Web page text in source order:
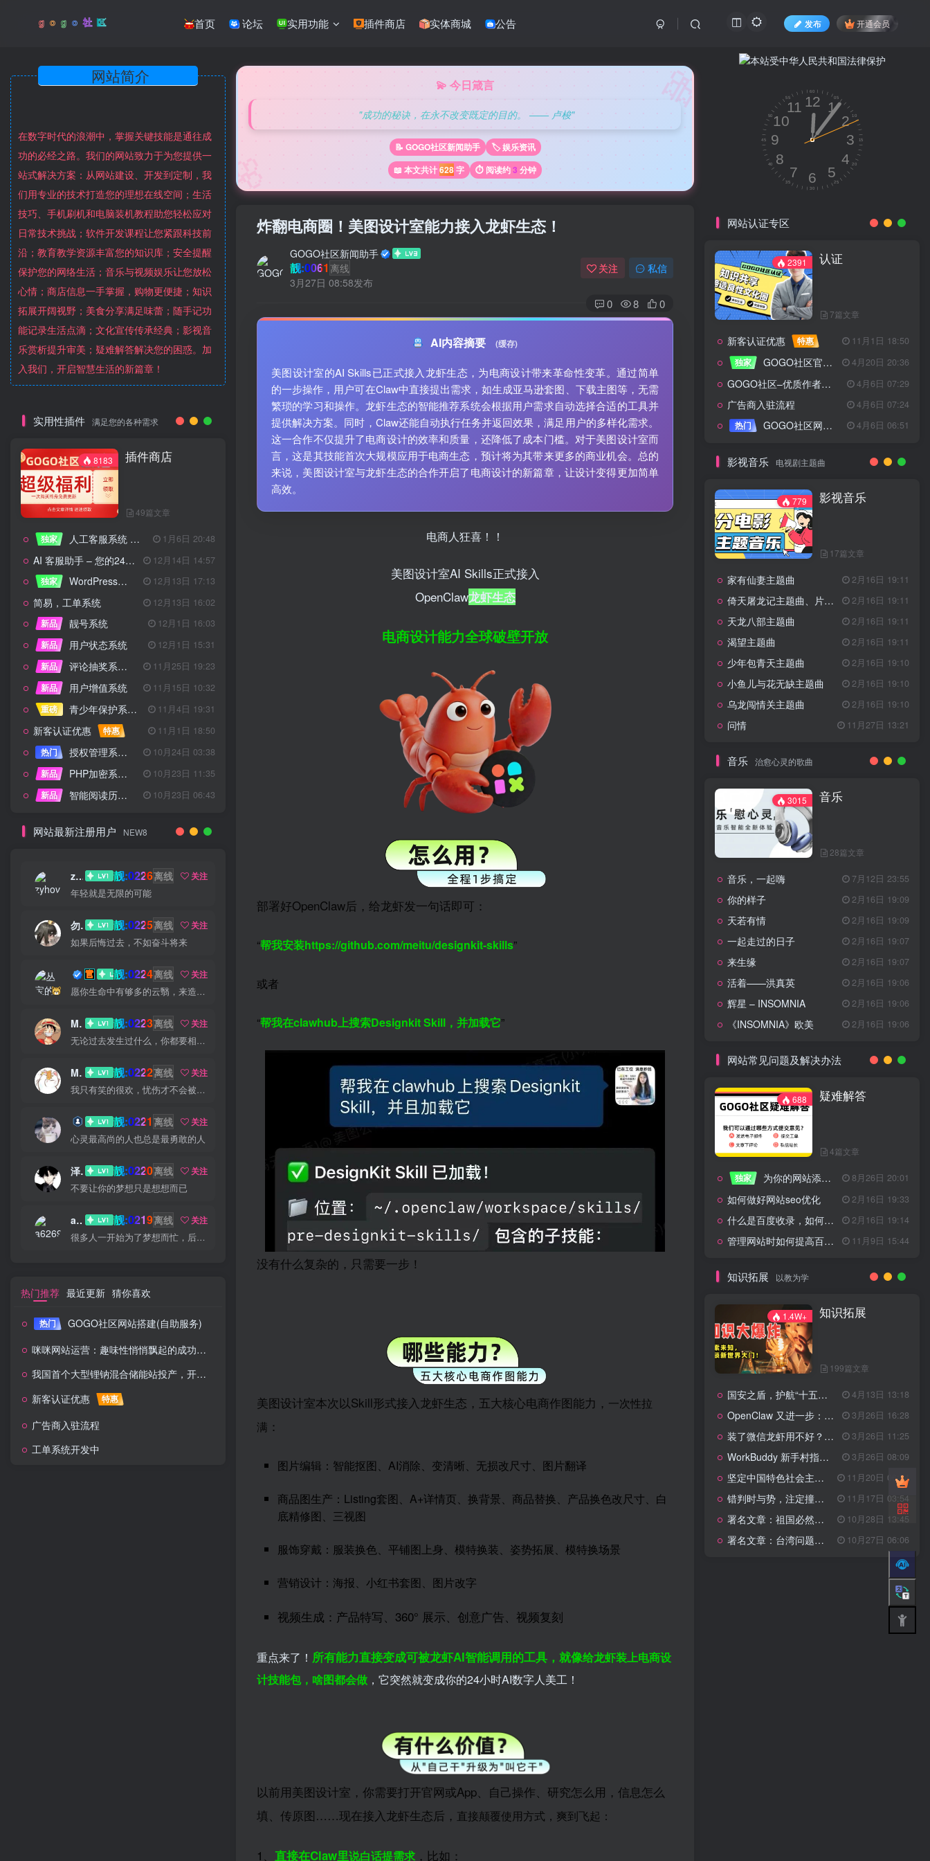
首页 论坛 实用功能 插件商店 实体商城 公告 发布 开通会员
在数字时代的浪潮中，掌握关键技能是通往成
功的必经之路。我们的网站致力于为您提供一
站式解决方案：从网站建设、开发到定制，我
们用专业的技术打造您的理想在线空间；生活
技巧、手机刷机和电脑装机教程助您轻松应对
日常技术挑战；软件开发课程让您紧跟科技前
沿；教育教学资源丰富您的知识库；安全提醒
保护您的网络生活；音乐与视频娱乐让您放松
心情；商店信息一手掌握，购物更便捷；知识
拓展开阔视野；美食分享满足味蕾；随手记功
能记录生活点滴；文化宣传传承经典；影视音
乐赏析提升审美；疑难解答解决您的困惑。加
入我们，开启智慧生活的新篇章！
实用性插件 满足您的各种需求
8183 插件商店
49篇文章
独家 人工客服系统 技术开发文档 1月6日 20:48
AI 客服助手 – 您的24/7智能客服专家
12月14日 14:57
独家
WordPress设备管理器插件 – 专业版 12月13日 17:13
简易，工单系统
12月13日 16:02
新品
靓号系统
12月1日 16:03
新品
用户状态系统
12月1日 15:31
新品
评论抽奖系统 – 完整功能详解
11月25日 19:23
新品
用户增值系统
11月15日 10:32
重磅
青少年保护系统 专为子比主题开发 11月4日 19:31
新客认证优惠 特惠
11月1日 18:50
热门
授权管理系统子比主题专版
10月24日 03:38
新品
PHP加密系统专业版
10月23日 11:35
新品
智能阅读历史系统 10月23日 06:43
网站最新注册用户 NEW8
zyhove 靓:0226离线
关注
年轻就是无限的可能
勿听 靓:0225离线
关注
如果后悔过去，不如奋斗将来
丛宝 靓:0224离线
关注
愿你生命中有够多的云翳，来造成一个美丽的黄昏
MS-康娃 靓:0223离线
关注
无论过去发生过什么，你都要相信，最好的尚未到来
Miss 先生 靓:0222离线
关注
我只有笑的很欢，忧伤才不会被看穿
猫小白 靓:0221 离线
关注
心灵最高尚的人也总是最勇敢的人
泽宇 靓:0220离线
关注
不要让你的梦想只是想想而已
a626911 靓:0219离线
关注
很多人一开始为了梦想而忙，后来忙得忘了梦想
热门推荐 最近更新 猜你喜欢
热门
GOGO社区网站搭建(自助服务)
咪咪网站运营：趣味性悄悄飘起的成功风头
我国首个大型锂钠混合储能站投产，开启储能新时代
新客认证优惠
特惠
广告商入驻流程
工单系统开发中
🎀
🌸
💫 今日箴言
"成功的秘诀，在永不改变既定的目的。 —— 卢梭"
📝 GOGO社区新闻助手
🏷️ 娱乐资讯
📖 本文共计628字 ⏱️ 阅读约3 分钟
炸翻电商圈！美图设计室能力接入龙虾生态！
GOGO社区新闻助手
靓:0061 离线
3月27日 08:58发布
关注 私信
0 8 0
AI内容摘要 (缓存)
美图设计室的AI Skills已正式接入龙虾生态，为电商设计带来革命性变革。通过简单
的一步操作，用户可在Claw中直接提出需求，如生成亚马逊套图、下载主图等，无需
繁琐的学习和操作。龙虾生态的智能推荐系统会根据用户需求自动选择合适的工具并
提供解决方案。同时，Claw还能自动执行任务并返回效果，满足用户的多样化需求。
这一合作不仅提升了电商设计的效率和质量，还降低了成本门槛。对于美图设计室而
言，这是其技能首次大规模应用于电商生态，预计将为其带来更多的商业机会。总的
来说，美图设计室与龙虾生态的合作开启了电商设计的新篇章，让设计变得更加简单
高效。
电商人狂喜！！
美图设计室AI Skills正式接入
OpenClaw龙虾生态
电商设计能力全球破壁开放
部署好OpenClaw后，给龙虾发一句话即可：
“帮我安装https://github.com/meitu/designkit-skills”
或者
“帮我在clawhub上搜索Designkit Skill，并加载它”
没有什么复杂的，只需要一步！
美图设计室本次以Skill形式接入龙虾生态，五大核心电商作图能力， 一次性拉
满 ：
图片编辑：智能抠图、AI消除、变清晰、无损改尺寸、图片翻译
商品图生产：Listing套图、A+详情页、换背景、商品替换、产品换色改尺寸、白
底精修图、三视图
服饰穿戴：服装换色、平铺图上身、模特换装、姿势拓展、模特换场景
营销设计：海报、小红书套图、图片改字
视频生成：产品特写、360° 展示、创意广告、视频复刻
重点来了！ 所有能力直接变成可被龙虾AI智能调用的工具，就像给龙虾装上电商设
计技能包，啥图都会做 ，它突然就变成你的24小时AI数字人美工！
以前用美图设计室，你需要打开官网或App、自己操作、研究怎么用，信息怎么
填、传原图……现在接入龙虾生态后， 直接颠覆使用方式，爽到飞起：
1、 直接在Claw里说白话提需求 ，比如：
网站认证专区
2391 认证
7篇文章
新客认证优惠 特惠
11月1日 18:50
独家
GOGO社区官方成员认证 4月20日 20:36
GOGO社区–优质作者认证 4月6日 07:29
广告商入驻流程
4月6日 07:24
热门
GOGO社区网站搭建(自助服务) 4月6日 06:51
影视音乐 电视剧主题曲
779 影视音乐
17篇文章
家有仙妻主题曲 2月16日 19:11
倚天屠龙记主题曲、片头曲 2月16日 19:11
天龙八部主题曲 2月16日 19:11
渴望主题曲 2月16日 19:11
少年包青天主题曲 2月16日 19:10
小鱼儿与花无缺主题曲 2月16日 19:10
乌龙闯情关主题曲 2月16日 19:10
问情 11月27日 13:21
音乐 治愈心灵的歌曲
3015 音乐
28篇文章
音乐，一起嗨 7月12日 23:55
你的样子 2月16日 19:09
天若有情 2月16日 19:09
一起走过的日子 2月16日 19:07
来生缘 2月16日 19:07
活着——洪真英 2月16日 19:06
辉星 – INSOMNIA 2月16日 19:06
《INSOMNIA》欧美 2月16日 19:06
网站常见问题及解决办法
688 疑难解答
4篇文章
独家 为你的网站添加百度登录 8月26日 20:01
如何做好网站seo优化 2月16日 19:33
什么是百度收录，如何提高收录量？ 2月16日 19:14
管理网站时如何提高百度权重？ 11月9日 15:44
知识拓展 以教为学
1.4W+ 知识拓展
199篇文章
国安之盾，护航“十五五”新征程 4月13日 13:18
OpenClaw 又进一步：微信直连+安全检测+版本切换 3月26日 16:28
装了微信龙虾用不好？3步让你轻松指挥AI干活！ 3月26日 11:25
WorkBuddy 新手村指南：10 个核心技巧帮你解锁满级虾🦞！ 3月26日 08:09
坚定中国特色社会主义法治的政治定力 11月20日 06:24
错判时与势，注定撞南墙 11月17日 03:54
署名文章：祖国必然统一势不可挡 10月28日 13:45
署名文章：台湾问题的由来和性质 10月27日 06:06